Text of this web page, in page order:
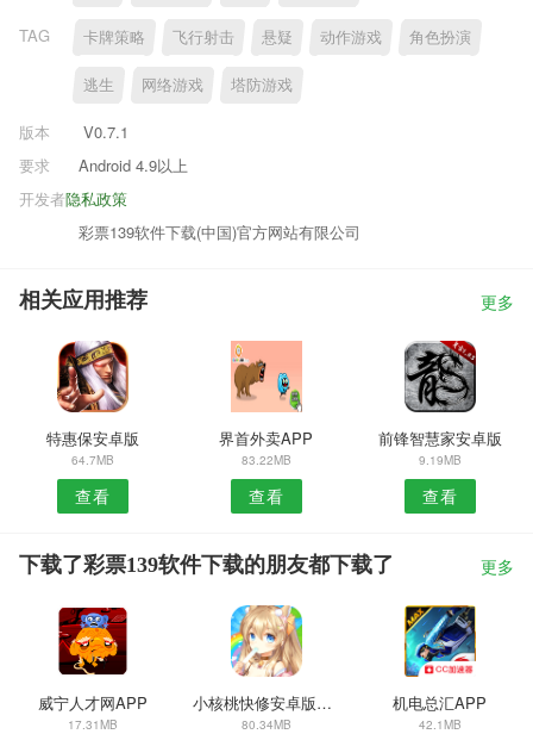
TAG 卡牌策略 飞行射击 悬疑 动作游戏 角色扮演
逃生 网络游戏 塔防游戏
版本
V0.7.1
要求
Android 4.9以上
隐私政策
开发者
彩票139软件下载(中国)官方网站有限公司
相关应用推荐 更多
特惠保安卓版
64.7MB
查看
界首外卖APP
83.22MB
查看
前锋智慧家安卓版
9.19MB
查看
下载了彩票139软件下载的朋友都下载了 更多
威宁人才网APP
17.31MB
小核桃快修安卓版真降价
80.34MB
机电总汇APP
42.1MB